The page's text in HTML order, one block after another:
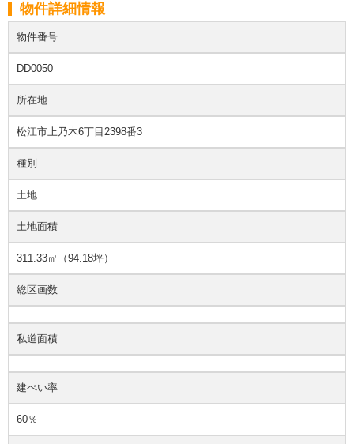
物件詳細情報
物件番号
DD0050
所在地
松江市上乃木6丁目2398番3
種別
土地
土地面積
311.33㎡（94.18坪）
総区画数
私道面積
建ぺい率
60％